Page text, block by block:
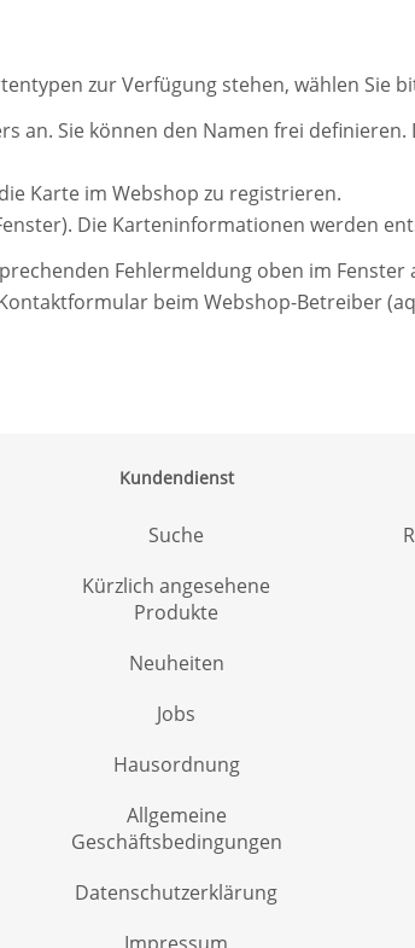
zur Verfügung stehen, wählen Sie
an. Sie können den Namen frei
Karte im Webshop zu registrieren.
Die Karteninformationen werden
Fehlermeldung oben im
beim Webshop-Betreiber
Kundendienst
Suche
Kürzlich angesehene
Produkte
Neuheiten
Jobs
Hausordnung
Allgemeine
Geschäftsbedingungen
Datenschutzerklärung